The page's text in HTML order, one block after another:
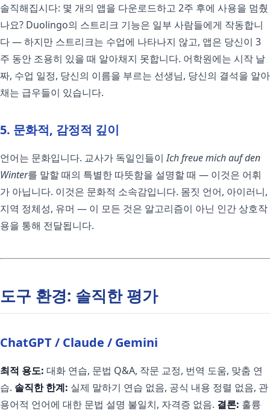
솔직해집시다: 몇 개의 앱을 다운로드하고 2주 후에 사용을 멈췄
나요? Duolingo의 스트리크 기능은 일부 사람들에게 작동합니
다 — 하지만 스트리크는 수업에 나타나지 않고, 앱은 당신이 3
주 동안 조용히 있을 때 알아채지 못합니다. 어학원에는 시작 날
짜, 수업 일정, 당신의 이름을 부르는 선생님, 당신의 결석을 알아
채는 급우들이 있습니다.
5. 문화적, 감정적 깊이
언어는 문화입니다. 교사가 독일인들이Ich freue mich auf den
Winter를 말할 때의 특별한 따뜻함을 설명할 때 — 이것은 어휘
가 아닙니다. 이것은 문화적 소속감입니다. 몸짓 언어, 아이러니,
지역 정체성, 유머 — 이 모든 것은 알고리즘이 아닌 인간 상호작
용을 통해 전달됩니다.
도구 환경: 솔직한 평가
ChatGPT / Claude / Gemini
최적 용도: 대화 연습, 문법 Q&A, 작문 교정, 번역 도움, 맞춤 연
습. 솔직한 한계: 실제 말하기 연습 없음, 공식 내용 정렬 없음, 관
용어적 언어에 대한 문법 설명 불일치, 자격증 없음. 결론: 훌륭